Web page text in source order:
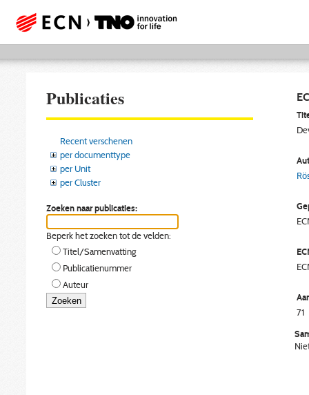
Publicaties
Recent verschenen
per documenttype
per Unit
per Cluster
Zoeken naar publicaties:
Beperk het zoeken tot de velden:
Titel/Samenvatting
Publicatienummer
Auteur
71